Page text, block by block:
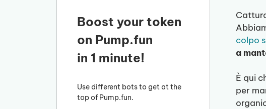
Boost your token
on Pump.fun
in 1 minute!
Use different bots to get at the
top of Pump.fun.
colpo
a
È qui
per